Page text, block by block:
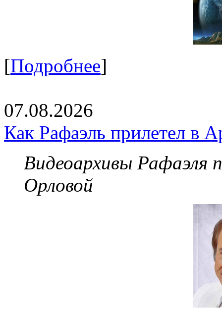
[Подробнее]
07.08.2026
Как Рафаэль прилетел в
Видеоархивы Рафаэля
Орловой